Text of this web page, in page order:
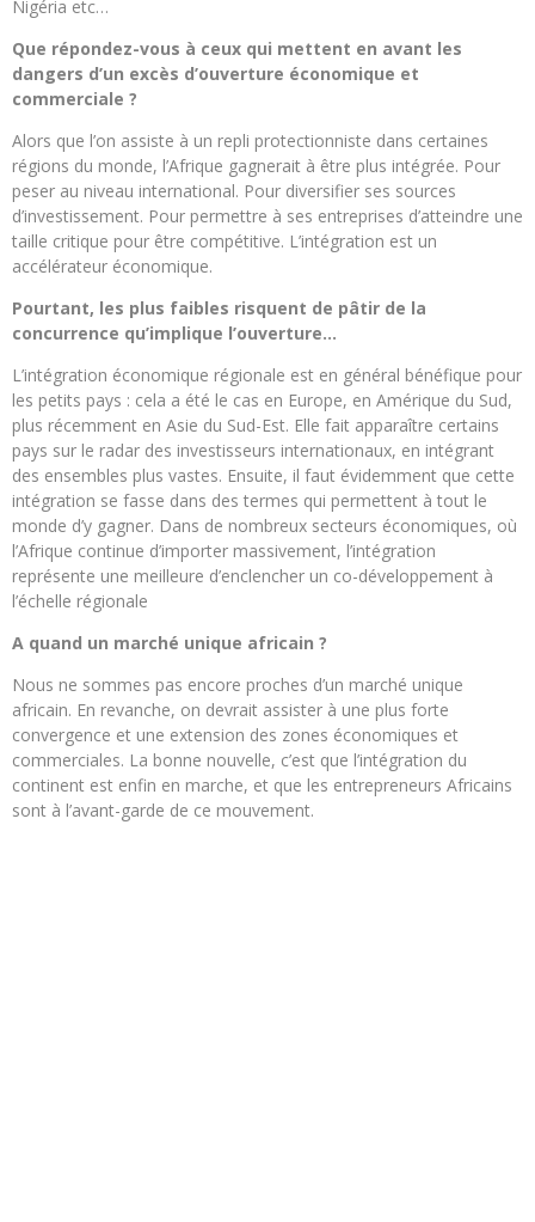
Nigéria etc…
Que répondez-vous à ceux qui mettent en avant les
dangers d’un excès d’ouverture économique et
commerciale ?
Alors que l’on assiste à un repli protectionniste dans certaines
régions du monde, l’Afrique gagnerait à être plus intégrée. Pour
peser au niveau international. Pour diversifier ses sources
d’investissement. Pour permettre à ses entreprises d’atteindre une
taille critique pour être compétitive. L’intégration est un
accélérateur économique.
Pourtant, les plus faibles risquent de pâtir de la
concurrence qu’implique l’ouverture…
L’intégration économique régionale est en général bénéfique pour
les petits pays : cela a été le cas en Europe, en Amérique du Sud,
plus récemment en Asie du Sud-Est. Elle fait apparaître certains
pays sur le radar des investisseurs internationaux, en intégrant
des ensembles plus vastes. Ensuite, il faut évidemment que cette
intégration se fasse dans des termes qui permettent à tout le
monde d’y gagner. Dans de nombreux secteurs économiques, où
l’Afrique continue d’importer massivement, l’intégration
représente une meilleure d’enclencher un co-développement à
l’échelle régionale
A quand un marché unique africain ?
Nous ne sommes pas encore proches d’un marché unique
africain. En revanche, on devrait assister à une plus forte
convergence et une extension des zones économiques et
commerciales. La bonne nouvelle, c’est que l’intégration du
continent est enfin en marche, et que les entrepreneurs Africains
sont à l’avant-garde de ce mouvement.